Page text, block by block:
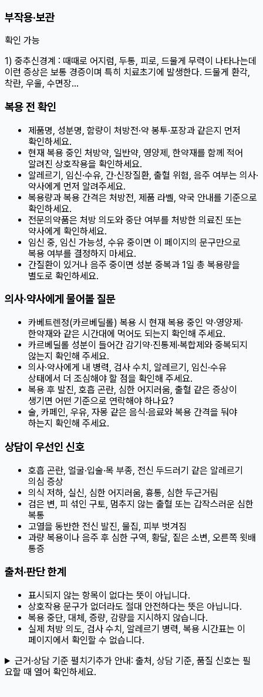
부작용·보관
확인 가능
1) 중추신경계 : 때때로 어지럼, 두통, 피로, 드물게 무력이 나타나는데
이런 증상은 보통 경증이며 특히 치료초기에 발생한다. 드물게 환각,
착란, 우울, 수면장…
복용 전 확인
제품명, 성분명, 함량이 처방전·약 봉투·포장과 같은지 먼저
확인하세요.
현재 복용 중인 처방약, 일반약, 영양제, 한약재를 함께 적어
알려진 상호작용을 확인하세요.
알레르기, 임신·수유, 간·신장질환, 출혈 위험, 음주 여부는 의사·
약사에게 먼저 알려주세요.
복용량과 복용 간격은 처방전, 제품 라벨, 약국 안내를 기준으로
확인하세요.
전문의약품은 처방 의도와 중단 여부를 처방한 의료진 또는
약사에게 확인하세요.
임신 중, 임신 가능성, 수유 중이면 이 페이지의 문구만으로
복용 여부를 결정하지 마세요.
간질환이 있거나 음주 중이면 성분 중복과 1일 총 복용량을
별도로 확인하세요.
의사·약사에게 물어볼 질문
카베트렌정(카르베딜롤) 복용 시 현재 복용 중인 약·영양제·
한약재와 같은 시간대에 먹어도 되는지 확인해 주세요.
카르베딜롤 성분이 들어간 감기약·진통제·복합제와 중복되지
않는지 확인해 주세요.
의사·약사에게 내 병력, 검사 수치, 알레르기, 임신·수유
상태에서 더 조심해야 할 점을 확인해 주세요.
복용 후 발진, 호흡 곤란, 심한 어지러움, 출혈 같은 증상이
생기면 어떤 기준으로 연락해야 하나요?
술, 카페인, 우유, 자몽 같은 음식·음료와 복용 간격을 둬야
하는지 확인해 주세요.
상담이 우선인 신호
호흡 곤란, 얼굴·입술·목 부종, 전신 두드러기 같은 알레르기
의심 증상
의식 저하, 실신, 심한 어지러움, 흉통, 심한 두근거림
검은 변, 피 섞인 구토, 멈추지 않는 출혈 또는 갑작스러운 심한
복통
고열을 동반한 전신 발진, 물집, 피부 벗겨짐
과량 복용이나 음주 후 심한 구역, 황달, 짙은 소변, 오른쪽 윗배
통증
출처·판단 한계
표시되지 않는 항목이 없다는 뜻이 아닙니다.
상호작용 문구가 없더라도 절대 안전하다는 뜻은 아닙니다.
복용 중단, 대체, 증량, 감량을 지시하지 않습니다.
실제 처방 의도, 검사 수치, 알레르기 병력, 복용 시간표는 이
페이지에서 확인할 수 없습니다.
근거·상담 기준 펼치기추가 안내: 출처, 상담 기준, 품질 신호는 필
요할 때 열어 확인하세요.